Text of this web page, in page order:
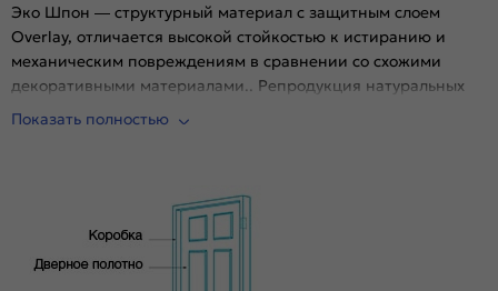
Эко Шпон — структурный материал с защитным слоем
Overlay, отличается высокой стойкостью к истиранию и
механическим повреждениям в сравнении со схожими
декоративными материалами.. Репродукция натуральных
материалов — Super Realistic. Южная Корея.
регулируемого монтажа. Дверная коробка с TPE-
уплотнителем для мягкого закрывания, благодаря особой
форме уплотнителя отсутствует закусывание со стороны
петель.
Показать полностью